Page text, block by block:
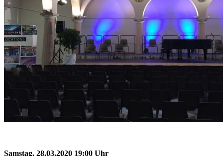
Samstag, 28.03.2020 19:00 Uhr